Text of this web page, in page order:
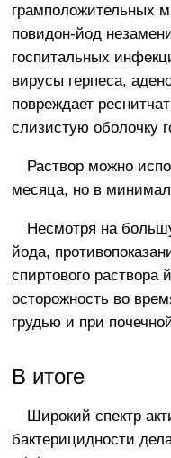
грамположительных
повидон-йод
госпитальных
вирусы герпеса,
повреждает
слизистую оболочку
Раствор можно
месяца, но в
Несмотря на
йода,
спиртового
осторожность во
грудью и при
В итоге
Широкий спектр
бактерицидности